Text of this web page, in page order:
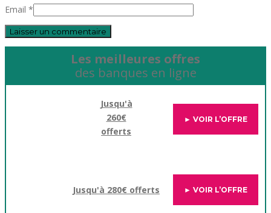
Email *
Les meilleures offres
des banques en ligne
Jusqu'à
260€
offerts
► VOIR L’OFFRE
Jusqu'à 280€ offerts ► VOIR L’OFFRE